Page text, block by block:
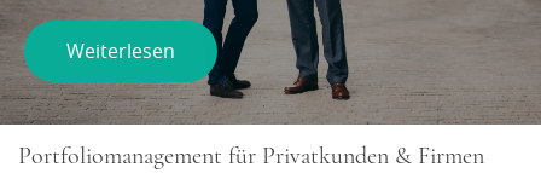
Weiterlesen
Portfoliomanagement für Privatkunden & Firmen